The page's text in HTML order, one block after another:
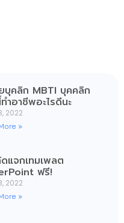
บุคลิก MBTI บุคคลิก
ำอาชีพอะไรดีนะ
2022
»
แจกเทมเพลต
ฟรี!
2022
»